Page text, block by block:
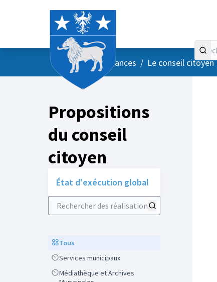
AccueilMenu principal
/ Vos instances / Le conseil citoyen
Propositions
du conseil
citoyen
État d'exécution global
Rechercher des réalisations
ScopeTous
ScopeServices municipaux
Scope
Médiathèque et Archives